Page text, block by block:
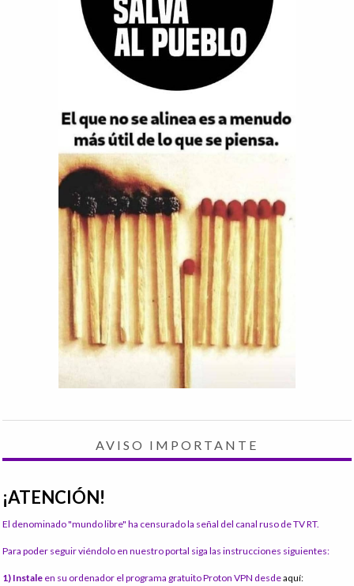
AVISO IMPORTANTE
¡ATENCIÓN!
El denominado "mundo libre" ha censurado la señal del canal ruso de TV RT.
Para poder seguir viéndolo en nuestro portal siga las instrucciones siguientes:
1) Instale en su ordenador el programa gratuito Proton VPN desdeaquí: